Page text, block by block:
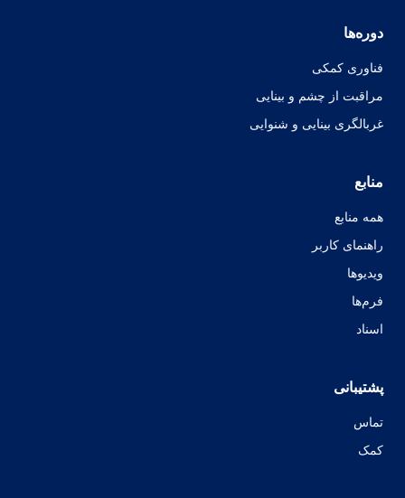
دوره‌ها
فناوری کمکی
مراقبت از چشم و بینایی
غربالگری بینایی و شنوایی
منابع
همه منابع
راهنمای کاربر
ویدیوها
فرم‌ها
اسناد
پشتیبانی
تماس
کمک